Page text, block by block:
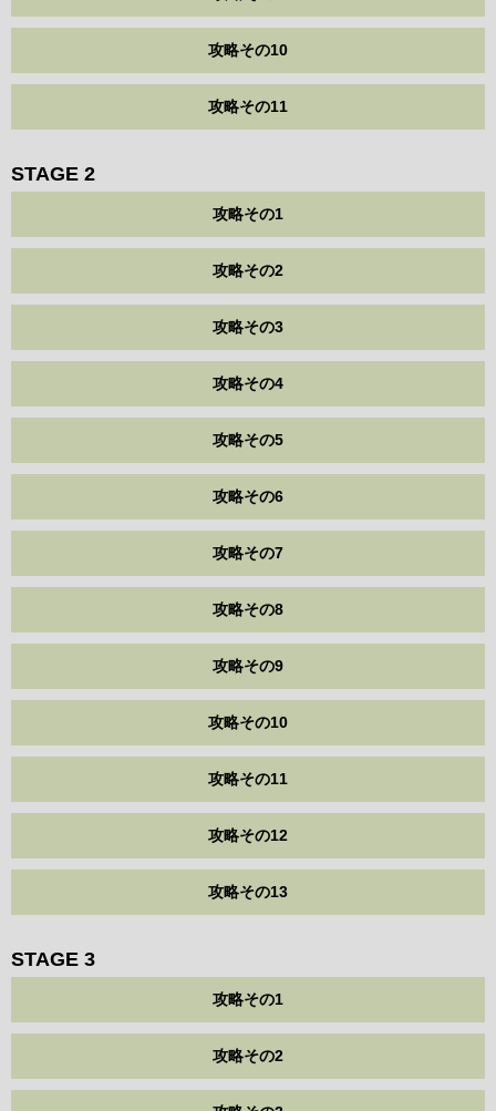
攻略その10
攻略その11
STAGE 2
攻略その1
攻略その2
攻略その3
攻略その4
攻略その5
攻略その6
攻略その7
攻略その8
攻略その9
攻略その10
攻略その11
攻略その12
攻略その13
STAGE 3
攻略その1
攻略その2